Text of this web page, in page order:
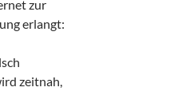
zur
erlangt:
zeitnah,